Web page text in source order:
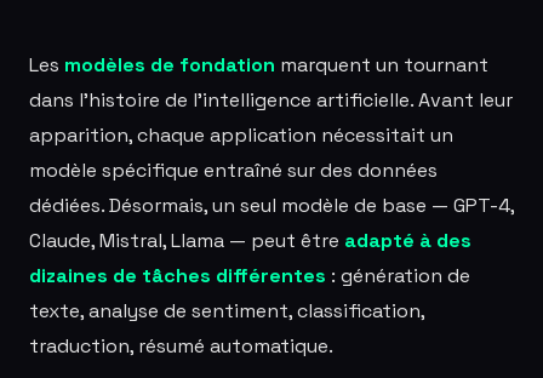
Les modèles de fondation marquent un tournant
dans l'histoire de l'intelligence artificielle. Avant leur
apparition, chaque application nécessitait un
modèle spécifique entraîné sur des données
dédiées. Désormais, un seul modèle de base — GPT-4,
Claude, Mistral, Llama — peut être adapté à des
dizaines de tâches différentes : génération de
texte, analyse de sentiment, classification,
traduction, résumé automatique.